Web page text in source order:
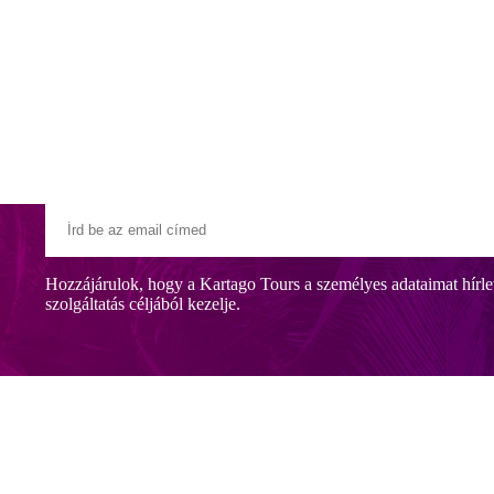
fekvő aquaparkkal és változatos gasztronómiai ajánlatokkal várja
Hozzájárulok, hogy a Kartago Tours a személyes adataimat
szolgáltatás céljából kezelje.